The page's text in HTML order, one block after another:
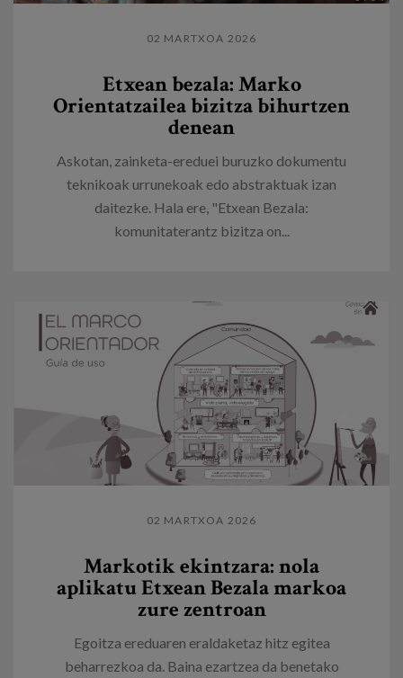
02 MARTXOA 2026
Etxean bezala: Marko
Orientatzailea bizitza bihurtzen
denean
Askotan, zainketa-ereduei buruzko dokumentu
teknikoak urrunekoak edo abstraktuak izan
daitezke. Hala ere, "Etxean Bezala:
komunitaterantz bizitza on...
02 MARTXOA 2026
Markotik ekintzara: nola
aplikatu Etxean Bezala markoa
zure zentroan
Egoitza ereduaren eraldaketaz hitz egitea
beharrezkoa da. Baina ezartzea da benetako